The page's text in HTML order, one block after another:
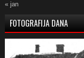
« jan
FOTOGRAFIJA DANA